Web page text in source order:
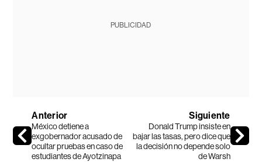
PUBLICIDAD
Anterior
México detiene a
exgobernador acusado de
ocultar pruebas en caso de
estudiantes de Ayotzinapa
Siguiente
Donald Trump insiste en
bajar las tasas, pero dice que
la decisión no depende solo
de Warsh